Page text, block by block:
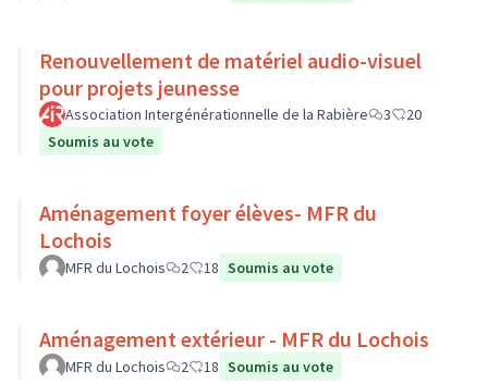
Renouvellement de matériel audio-visuel
pour projets jeunesse
Association Intergénérationnelle de la Rabière 3
20
Soumis au vote
Aménagement foyer élèves- MFR du
Lochois
MFR du Lochois 2 18 Soumis au vote
Aménagement extérieur - MFR du Lochois
MFR du Lochois 2 18 Soumis au vote